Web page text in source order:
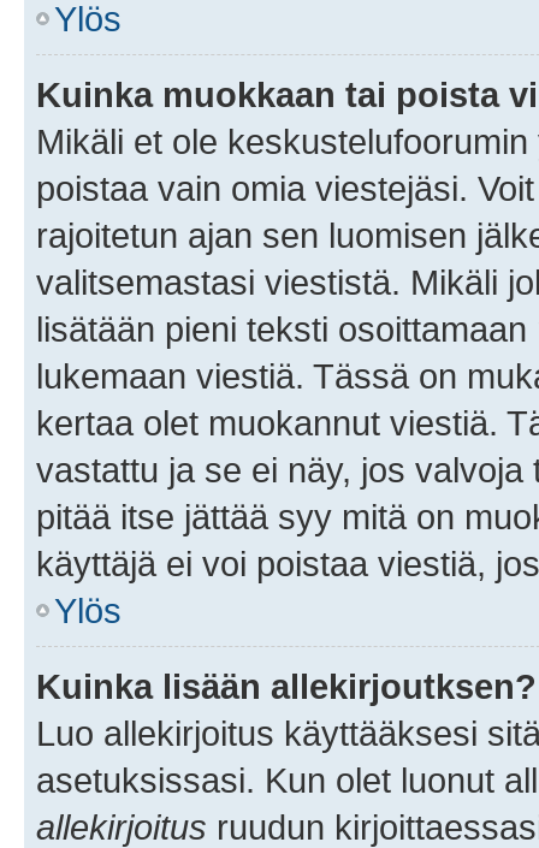
Ylös
Kuinka muokkaan tai poista
Mikäli et ole
poistaa vain omia viestejäsi.
rajoitetun ajan sen luomisen
valitsemastasi viestistä. Mikäli
lisätään pieni teksti
lukemaan viestiä. Tässä on
kertaa olet muokannut viestiä.
vastattu ja se ei näy, jos
pitää itse jättää syy mitä on
käyttäjä ei voi poistaa viestiä,
Ylös
Kuinka lisään allekirjoutksen?
Luo allekirjoitus käyttääksesi
asetuksissasi. Kun olet luonut
allekirjoitus ruudun